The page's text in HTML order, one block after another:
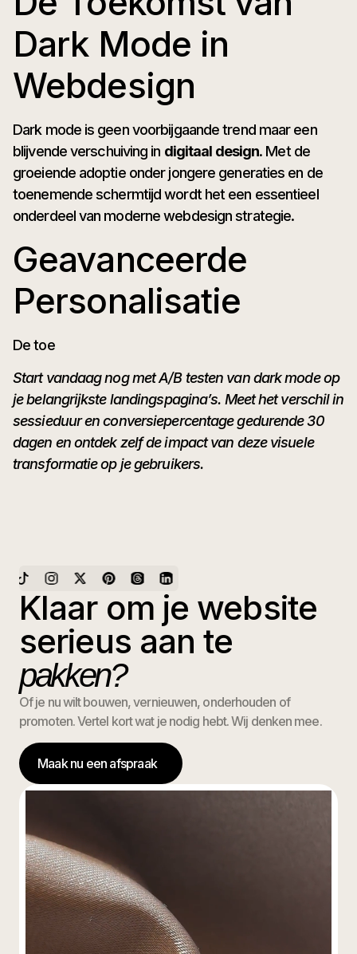
Dark Mode in
Webdesign
Dark mode is geen voorbijgaande trend maar een
blijvende verschuiving in digitaal design. Met de
groeiende adoptie onder jongere generaties en de
toenemende schermtijd wordt het een essentieel
onderdeel van moderne webdesign strategie.
Geavanceerde
Personalisatie
De toe
Start vandaag nog met A/B testen van dark mode op
je belangrijkste landingspagina’s. Meet het verschil in
sessieduur en conversiepercentage gedurende 30
dagen en ontdek zelf de impact van deze visuele
transformatie op je gebruikers.
Klaar om je website
serieus aan te
pakken?
Of je nu wilt bouwen, vernieuwen, onderhouden of
promoten. Vertel kort wat je nodig hebt. Wij denken mee.
Maak nu een afspraak